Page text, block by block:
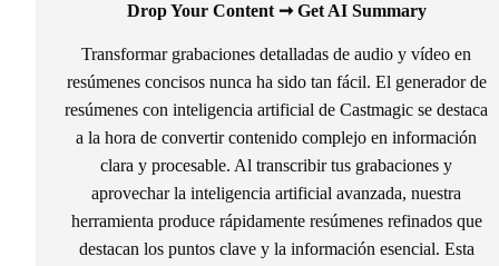
Drop Your Content ➞ Get AI Summary
Transformar grabaciones detalladas de audio y vídeo en
resúmenes concisos nunca ha sido tan fácil. El generador de
resúmenes con inteligencia artificial de Castmagic se destaca
a la hora de convertir contenido complejo en información
clara y procesable. Al transcribir tus grabaciones y
aprovechar la inteligencia artificial avanzada, nuestra
herramienta produce rápidamente resúmenes refinados que
destacan los puntos clave y la información esencial. Esta